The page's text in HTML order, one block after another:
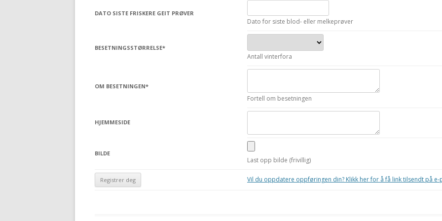
DATO SISTE FRISKERE GEIT PRØVER
Dato for siste blod- eller melkeprøver
BESETNINGSSTØRRELSE*
Antall vinterfora
OM BESETNINGEN*
Fortell om besetningen
HJEMMESIDE
BILDE
Last opp bilde (frivillig)
Vil du oppdatere oppføringen din? Klikk her for å få link tilsendt på e-